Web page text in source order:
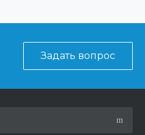
Задать вопрос